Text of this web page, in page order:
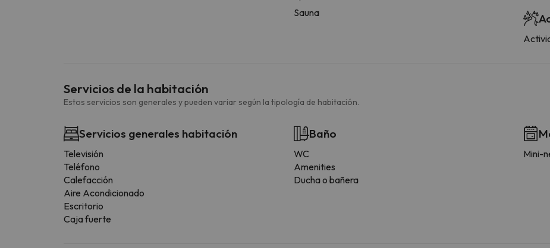
Sauna
Servicios de la habitación
Estos servicios son generales y pueden variar según la tipología de habitación.
Servicios generales habitación
Televisión
Teléfono
Calefacción
Aire Acondicionado
Escritorio
Caja fuerte
Baño
WC
Amenities
Ducha o bañera
Mini-